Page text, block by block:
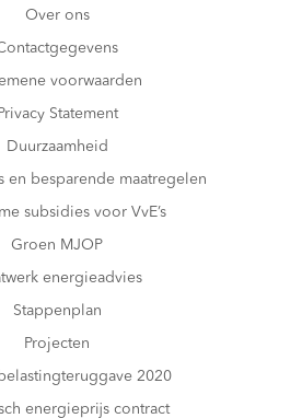
Over ons
voorwaarden
Privacy Statement
Duurzaamheid
en besparende maatregelen
subsidies voor VvE’s
Groen MJOP
energieadvies
Stappenplan
Projecten
2020
energieprijs contract